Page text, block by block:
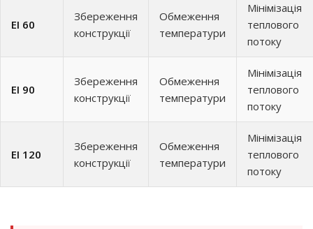
EI 60
Збереження
конструкції
Обмеження
температури
Мінімізація
теплового
потоку
EI 90
Збереження
конструкції
Обмеження
температури
Мінімізація
теплового
потоку
EI 120
Збереження
конструкції
Обмеження
температури
Мінімізація
теплового
потоку